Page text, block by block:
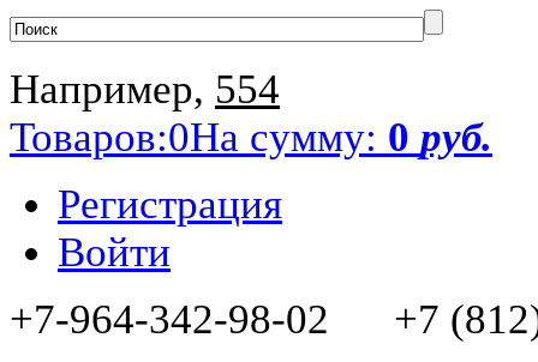
Например, 554
Товаров:0На сумму: 0 руб.
Регистрация
Войти
+7-964-342-98-02 +7